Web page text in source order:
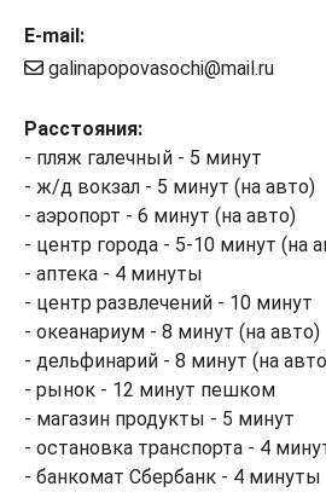
E-mail:
galinapopovasochi@mail.ru
Расстояния:
- пляж галечный - 5 минут
- ж/д вокзал - 5 минут (на авто)
- аэропорт - 6 минут (на авто)
- центр города - 5-10 минут (на
- аптека - 4 минуты
- центр развлечений - 10 минут
- океанариум - 8 минут (на авто)
- дельфинарий - 8 минут (на
- рынок - 12 минут пешком
- магазин продукты - 5 минут
- остановка транспорта - 4
- банкомат Сбербанк - 4 минуты